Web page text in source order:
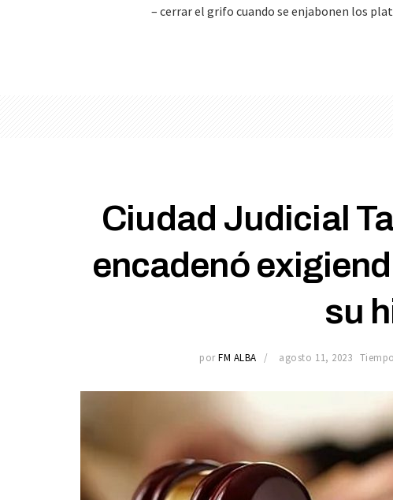
– cerrar el grifo cuando se enjabonen los
Ciudad Judicial
encadenó
su
por FM ALBA agosto 11, 2023